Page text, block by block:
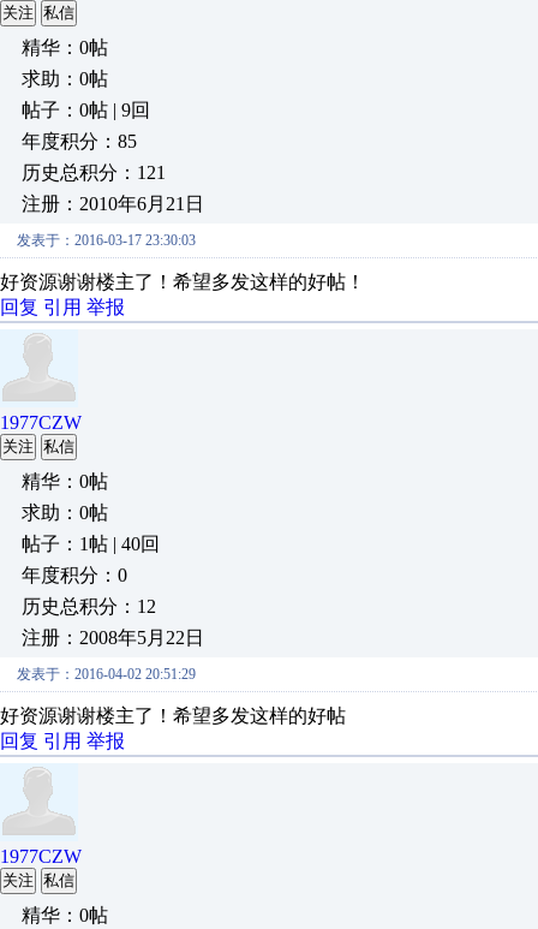
关注 私信
精华：0帖
求助：0帖
帖子：0帖 | 9回
年度积分：85
历史总积分：121
注册：2010年6月21日
发表于：2016-03-17 23:30:03
好资源谢谢楼主了！ 希望多发这样的好帖！
回复 引用 举报
1977CZW
关注 私信
精华：0帖
求助：0帖
帖子：1帖 | 40回
年度积分：0
历史总积分：12
注册：2008年5月22日
发表于：2016-04-02 20:51:29
好资源谢谢楼主了！希望多发这样的好帖
回复 引用 举报
1977CZW
关注 私信
精华：0帖